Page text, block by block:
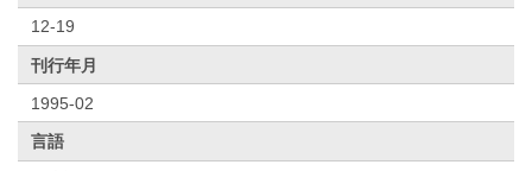
12-19
刊行年月
1995-02
言語